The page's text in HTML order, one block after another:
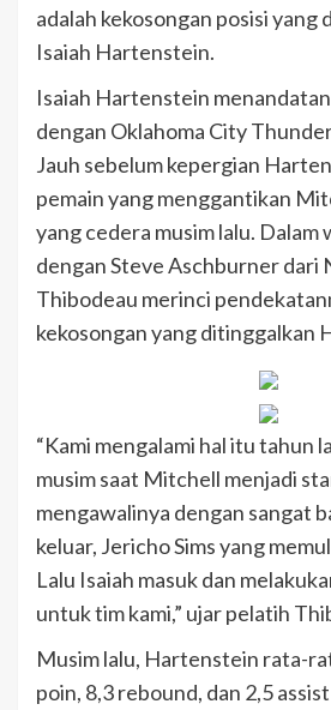
adalah kekosongan posisi yang
Isaiah Hartenstein.
Isaiah Hartenstein
dengan Oklahoma City
Jauh sebelum kepergian
pemain yang menggantikan
yang cedera musim lalu. Dalam
dengan Steve Aschburner dari
Thibodeau merinci
kekosongan yang ditinggalkan
“Kami mengalami hal itu tahun
musim saat Mitchell menjadi
mengawalinya dengan sangat
keluar, Jericho Sims yang
Lalu Isaiah masuk dan
untuk tim kami,” ujar pelatih
Musim lalu, Hartenstein rata-
poin, 8,3 rebound, dan 2,5